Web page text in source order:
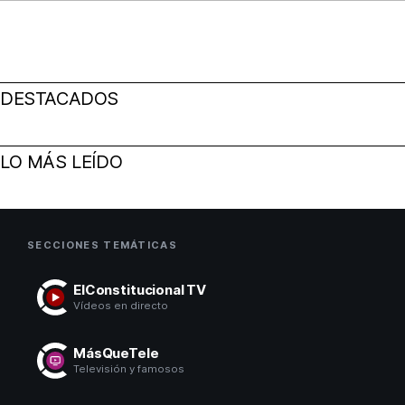
DESTACADOS
LO MÁS LEÍDO
SECCIONES TEMÁTICAS
ElConstitucional TV
Vídeos en directo
MásQueTele
Televisión y famosos